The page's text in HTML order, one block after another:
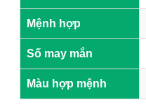
Mệnh hợp
Số may mắn
Màu hợp mệnh